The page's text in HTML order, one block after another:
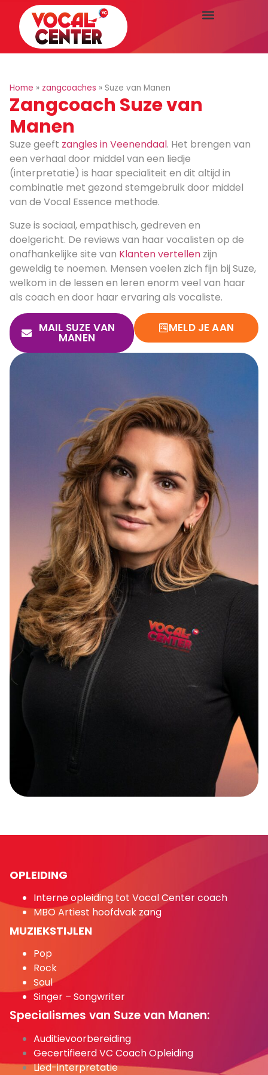
Home » zangcoaches » Suze van Manen
Zangcoach Suze van
Manen
Suze geeft zangles in Veenendaal. Het brengen van
een verhaal door middel van een liedje
(interpretatie) is haar specialiteit en dit altijd in
combinatie met gezond stemgebruik door middel
van de Vocal Essence methode.
Suze is sociaal, empathisch, gedreven en
doelgericht. De reviews van haar vocalisten op de
onafhankelijke site van Klanten vertellen zijn
geweldig te noemen. Mensen voelen zich fijn bij Suze,
welkom in de lessen en leren enorm veel van haar
als coach en door haar ervaring als vocaliste.
MAIL SUZE VAN
MANEN
MELD JE AAN
OPLEIDING
Interne opleiding tot Vocal Center coach
MBO Artiest hoofdvak zang
MUZIEKSTIJLEN
Pop
Rock
Soul
Singer – Songwriter
Specialismes van Suze van Manen:
Auditievoorbereiding
Gecertifieerd VC Coach Opleiding
Lied-interpretatie